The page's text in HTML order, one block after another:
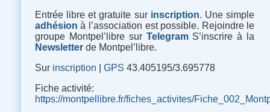
Entrée libre et gratuite sur inscription. Une simple
adhésion à l’association est possible. Rejoindre le
groupe Montpel’libre sur TelegramS’inscrire à la
Newsletterde Montpel’libre.
Sur inscription GPS 43.405195/3.695778
Fiche activité:
https://montpellibre.fr/fiches_activites/